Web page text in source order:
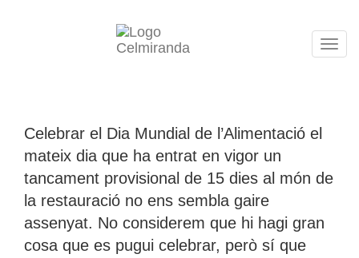
Celebrar el Dia Mundial de l’Alimentació el
mateix dia que ha entrat en vigor un
tancament provisional de 15 dies al món de
la restauració no ens sembla gaire
assenyat. No considerem que hi hagi gran
cosa que es pugui celebrar, però sí que